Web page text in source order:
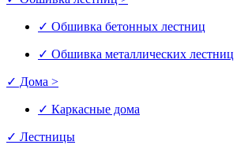
✓ Обшивка бетонных лестниц
✓ Обшивка металлических лестниц
✓ Дома >
✓ Каркасные дома
✓ Лестницы